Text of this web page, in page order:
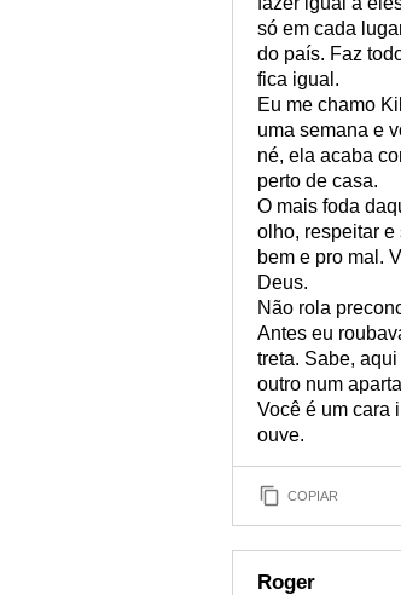
só em cada
do país. Faz
fica igual.
Eu me chamo
uma semana e
né, ela acaba
perto de casa.
O mais foda
olho, respeitar e
bem e pro mal.
Deus.
Não rola
Antes eu
treta. Sabe,
outro num
Você é um cara
ouve.
COPIAR
Roger